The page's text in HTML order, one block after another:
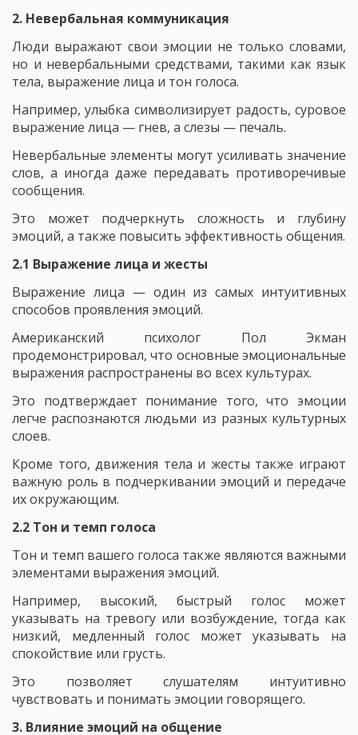
2. Невербальная коммуникация
Люди выражают свои эмоции не только словами,
но и невербальными средствами, такими как язык
тела, выражение лица и тон голоса.
Например, улыбка символизирует радость, суровое
выражение лица — гнев, а слезы — печаль.
Невербальные элементы могут усиливать значение
слов, а иногда даже передавать противоречивые
сообщения.
Это может подчеркнуть сложность и глубину
эмоций, а также повысить эффективность общения.
2.1 Выражение лица и жесты
Выражение лица — один из самых интуитивных
способов проявления эмоций.
Американский психолог Пол Экман
продемонстрировал, что основные эмоциональные
выражения распространены во всех культурах.
Это подтверждает понимание того, что эмоции
легче распознаются людьми из разных культурных
слоев.
Кроме того, движения тела и жесты также играют
важную роль в подчеркивании эмоций и передаче
их окружающим.
2.2 Тон и темп голоса
Тон и темп вашего голоса также являются важными
элементами выражения эмоций.
Например, высокий, быстрый голос может
указывать на тревогу или возбуждение, тогда как
низкий, медленный голос может указывать на
спокойствие или грусть.
Это позволяет слушателям интуитивно
чувствовать и понимать эмоции говорящего.
3. Влияние эмоций на общение